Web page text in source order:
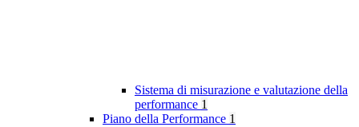
Sistema di misurazione e valutazione della
performance 1
Piano della Performance 1